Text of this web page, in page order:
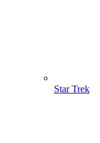
Star Trek